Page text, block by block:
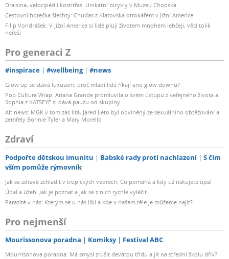
Draisina, velocipéd i kostitřas: Unikátní bicykly v Muzeu Chodska
Cestovní horečka šlechty: Chuďas z Klatovska otrokářem v Jižní Americe
Filip Vondrášek: V Jižní Americe si lidé plují životem mnohem lehčeji, věci tolik
neřeší
Pro generaci Z
#inspirace #wellbeing #news
Glow up se stává luxusem, proč mladí lidé říkají ano glow downu?
Pop Culture Wrap: Ariana Grande promluvila o svém ústupu z veřejného života a
Sophia z KATSEYE si dává pauzu od skupiny
Alt news: MGK v tom zas lítá, Jared Leto byl obviněný ze sexuálního obtěžování a
zemřely Bonnie Tyler a Mary Morello
Zdraví
Podpořte dětskou imunitu Babské rady proti nachlazení
S čím
vším pomůže rýmovník
Jak se zdravě zchladit v tropických vedrech: Co pomáhá a kdy už riskujete úpal
Úpal a úžeh: Jak je poznat a jak se z nich rychle vyléčit
Parazité v nás: Kterým se u nás líbí a kde v našem těle je můžeme najít?
Pro nejmenší
Mourissonova poradna Komiksy Festival ABC
Mourrisonova poradna: Má smysl zrušit devátou třídu a jít na střední školu dřív?